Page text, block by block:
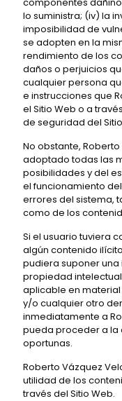
lo suministra; (iv) la
imposibilidad de
se adopten en la
rendimiento de los
daños o perjuicios
cualquier persona
e instrucciones que
el Sitio Web o a
de seguridad del
No obstante,
adoptado todas las
posibilidades y del
el funcionamiento
errores del sistema,
como de los
Si el usuario tuviera
algún contenido
pudiera suponer
propiedad
aplicable en
y/o cualquier otro
inmediatamente a
pueda proceder a la
oportunas.
Roberto Vázquez
utilidad de los
través del Sitio Web.